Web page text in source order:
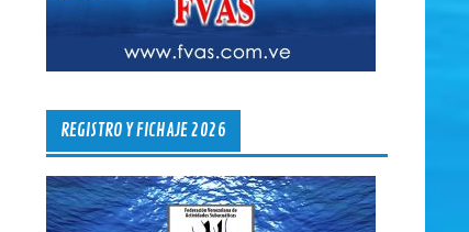
REGISTRO Y FICHAJE 2026